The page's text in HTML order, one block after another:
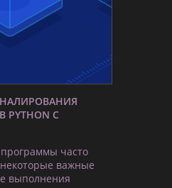
С
часто
важные
выполнения